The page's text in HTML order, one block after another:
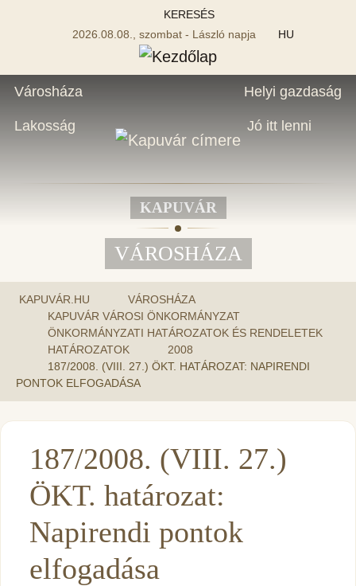
KERESÉS
2026.08.08., szombat - László napja
HU
Városháza
Lakosság
Helyi gazdaság
Jó itt lenni
KAPUVÁR
VÁROSHÁZA
KAPUVÁR.HU
VÁROSHÁZA
KAPUVÁR VÁROSI ÖNKORMÁNYZAT
ÖNKORMÁNYZATI HATÁROZATOK ÉS RENDELETEK
HATÁROZATOK
2008
187/2008. (VIII. 27.) ÖKT. HATÁROZAT: NAPIRENDI
PONTOK ELFOGADÁSA
187/2008. (VIII. 27.)
ÖKT. határozat:
Napirendi pontok
elfogadása